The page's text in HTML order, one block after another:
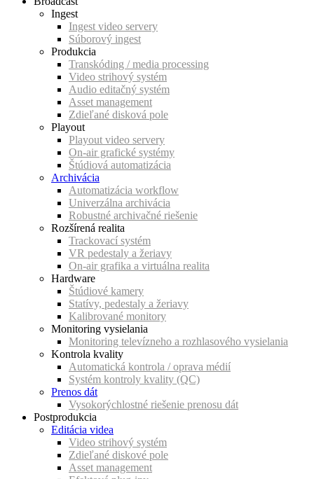
Ingest
Ingest video servery
Súborový ingest
Produkcia
Transkóding / media processing
Video strihový systém
Audio editačný systém
Asset management
Zdieľané disková pole
Playout
Playout video servery
On-air grafické systémy
Štúdiová automatizácia
Archivácia
Automatizácia workflow
Univerzálna archivácia
Robustné archivačné riešenie
Rozšírená realita
Trackovací systém
VR pedestaly a žeriavy
On-air grafika a virtuálna realita
Hardware
Štúdiové kamery
Statívy, pedestaly a žeriavy
Kalibrované monitory
Monitoring vysielania
Monitoring televízneho a rozhlasového vysielania
Kontrola kvality
Automatická kontrola / oprava médií
Systém kontroly kvality (QC)
Prenos dát
Vysokorýchlostné riešenie prenosu dát
Postprodukcia
Editácia videa
Video strihový systém
Zdieľané diskové pole
Asset management